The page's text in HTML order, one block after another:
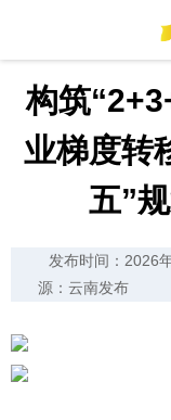
构筑
业梯度
五”
发布时间：2026
源：云南发布